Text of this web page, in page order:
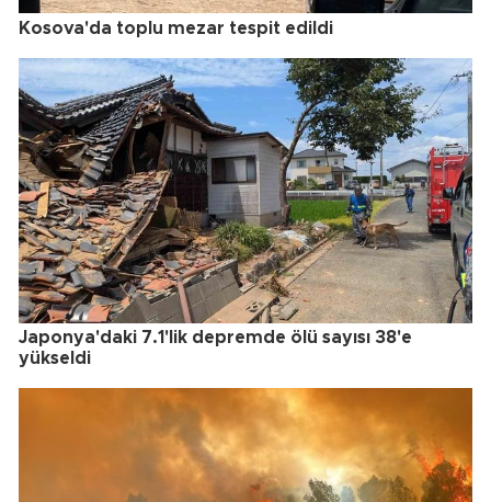
Kosova'da toplu mezar tespit edildi
Japonya'daki 7.1'lik depremde ölü sayısı 38'e
yükseldi